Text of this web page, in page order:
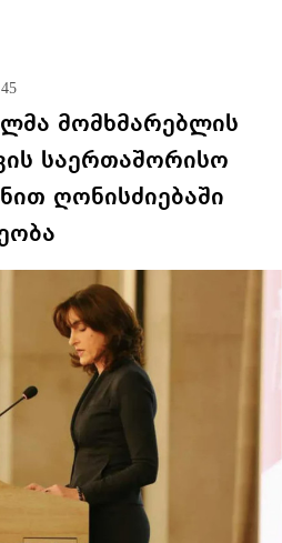
მომხმარებლის
საერთაშორისო
ღონისძიებაში